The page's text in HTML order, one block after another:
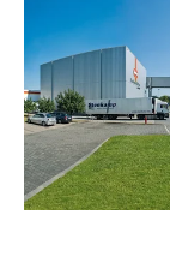
oficinas
espacios abiertos
Preenfriamiento
Edificios